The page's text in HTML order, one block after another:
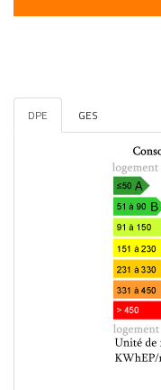
DPE GES